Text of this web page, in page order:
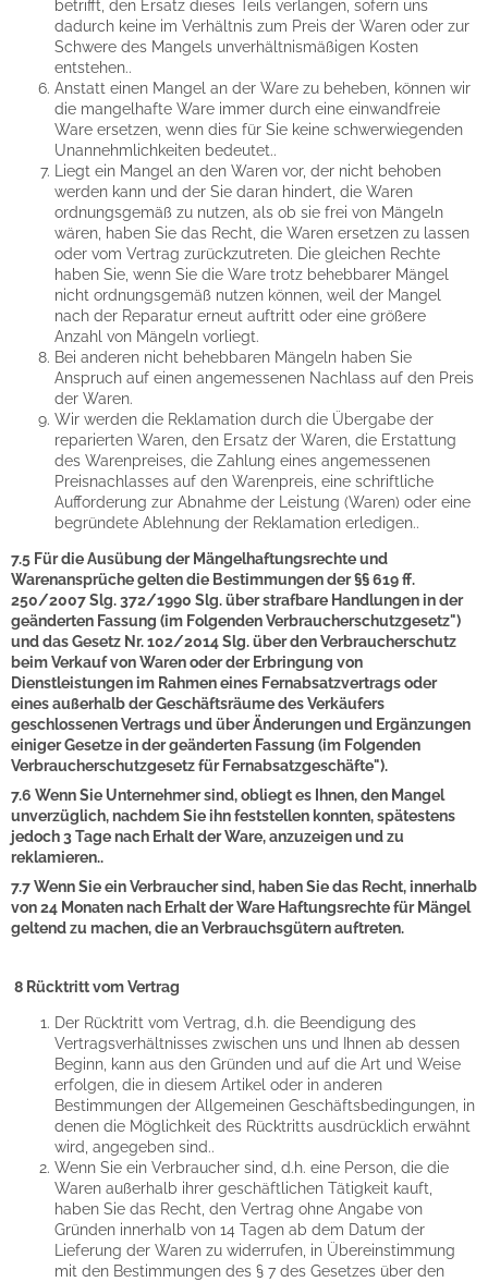
betrifft, den Ersatz dieses Teils verlangen, sofern uns
dadurch keine im Verhältnis zum Preis der Waren oder zur
Schwere des Mangels unverhältnismäßigen Kosten
entstehen..
Anstatt einen Mangel an der Ware zu beheben, können wir
die mangelhafte Ware immer durch eine einwandfreie
Ware ersetzen, wenn dies für Sie keine schwerwiegenden
Unannehmlichkeiten bedeutet..
Liegt ein Mangel an den Waren vor, der nicht behoben
werden kann und der Sie daran hindert, die Waren
ordnungsgemäß zu nutzen, als ob sie frei von Mängeln
wären, haben Sie das Recht, die Waren ersetzen zu lassen
oder vom Vertrag zurückzutreten. Die gleichen Rechte
haben Sie, wenn Sie die Ware trotz behebbarer Mängel
nicht ordnungsgemäß nutzen können, weil der Mangel
nach der Reparatur erneut auftritt oder eine größere
Anzahl von Mängeln vorliegt.
Bei anderen nicht behebbaren Mängeln haben Sie
Anspruch auf einen angemessenen Nachlass auf den Preis
der Waren.
Wir werden die Reklamation durch die Übergabe der
reparierten Waren, den Ersatz der Waren, die Erstattung
des Warenpreises, die Zahlung eines angemessenen
Preisnachlasses auf den Warenpreis, eine schriftliche
Aufforderung zur Abnahme der Leistung (Waren) oder eine
begründete Ablehnung der Reklamation erledigen..
7.5 Für die Ausübung der Mängelhaftungsrechte und
Warenansprüche gelten die Bestimmungen der §§ 619 ff.
250/2007 Slg. 372/1990 Slg. über strafbare Handlungen in der
geänderten Fassung (im Folgenden Verbraucherschutzgesetz")
und das Gesetz Nr. 102/2014 Slg. über den Verbraucherschutz
beim Verkauf von Waren oder der Erbringung von
Dienstleistungen im Rahmen eines Fernabsatzvertrags oder
eines außerhalb der Geschäftsräume des Verkäufers
geschlossenen Vertrags und über Änderungen und Ergänzungen
einiger Gesetze in der geänderten Fassung (im Folgenden
Verbraucherschutzgesetz für Fernabsatzgeschäfte").
7.6 Wenn Sie Unternehmer sind, obliegt es Ihnen, den Mangel
unverzüglich, nachdem Sie ihn feststellen konnten, spätestens
jedoch 3 Tage nach Erhalt der Ware, anzuzeigen und zu
reklamieren..
7.7 Wenn Sie ein Verbraucher sind, haben Sie das Recht, innerhalb
von 24 Monaten nach Erhalt der Ware Haftungsrechte für Mängel
geltend zu machen, die an Verbrauchsgütern auftreten.
8 Rücktritt vom Vertrag
Der Rücktritt vom Vertrag, d.h. die Beendigung des
Vertragsverhältnisses zwischen uns und Ihnen ab dessen
Beginn, kann aus den Gründen und auf die Art und Weise
erfolgen, die in diesem Artikel oder in anderen
Bestimmungen der Allgemeinen Geschäftsbedingungen, in
denen die Möglichkeit des Rücktritts ausdrücklich erwähnt
wird, angegeben sind..
Wenn Sie ein Verbraucher sind, d.h. eine Person, die die
Waren außerhalb ihrer geschäftlichen Tätigkeit kauft,
haben Sie das Recht, den Vertrag ohne Angabe von
Gründen innerhalb von 14 Tagen ab dem Datum der
Lieferung der Waren zu widerrufen, in Übereinstimmung
mit den Bestimmungen des § 7 des Gesetzes über den